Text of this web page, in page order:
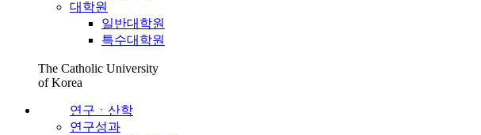
대학원
일반대학원
특수대학원
The Catholic University
of Korea
연구ㆍ산학
연구성과